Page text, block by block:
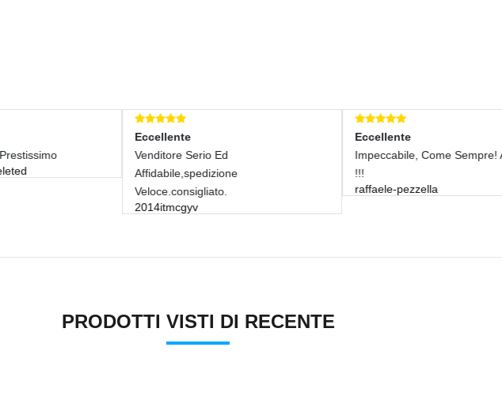
Venditore Serio Ed
Affidabile,spedizione
Impeccabile, Come Sempre! Anche Sy
!!!
raffaele-pezzella
Tutto
PRODOTTI VISTI DI RECENTE